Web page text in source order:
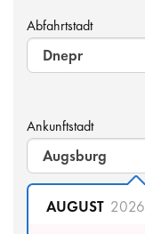
Abfahrtstadt
Dnepr
Ankunftstadt
Augsburg
AUGUST 2026